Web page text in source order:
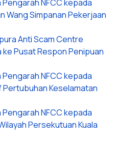
NFCC kepada
Wang Simpanan Pekerjaan
Anti Scam Centre
Pusat Respon Penipuan
NFCC kepada
Keselamatan
NFCC kepada
Persekutuan Kuala